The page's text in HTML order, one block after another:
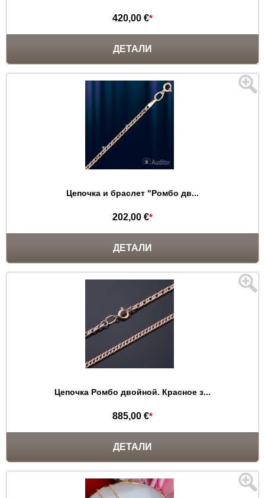
420,00 €*
ДЕТАЛИ
Цепочка и браслет "Ромбо дв...
202,00 €*
ДЕТАЛИ
Цепочка Ромбо двойной. Красное з...
885,00 €*
ДЕТАЛИ